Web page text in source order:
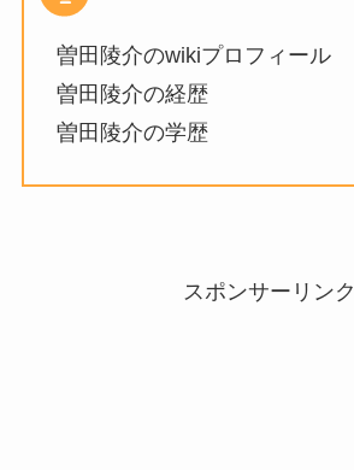
曽田陵介のwikiプロフィール
曽田陵介の経歴
曽田陵介の学歴
スポンサーリンク